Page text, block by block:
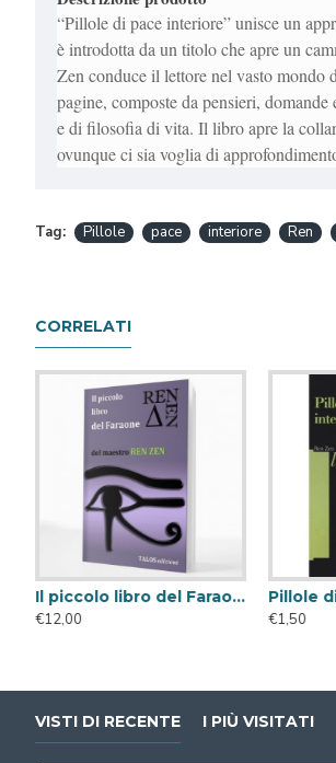
“Pillole di pace interiore” unisce un
è introdotta da un titolo che apre un
Zen conduce il lettore nel vasto
pagine, composte da pensieri,
e di filosofia di vita. Il libro apre la
ovunque ci sia voglia di
Tag: Pillole pace interiore Ren
CORRELATI
Il piccolo libro del Faraone
€12,00
€1,50
€12,00
€8,42
VISTI DI RECENTE I PIÙ VISITATI